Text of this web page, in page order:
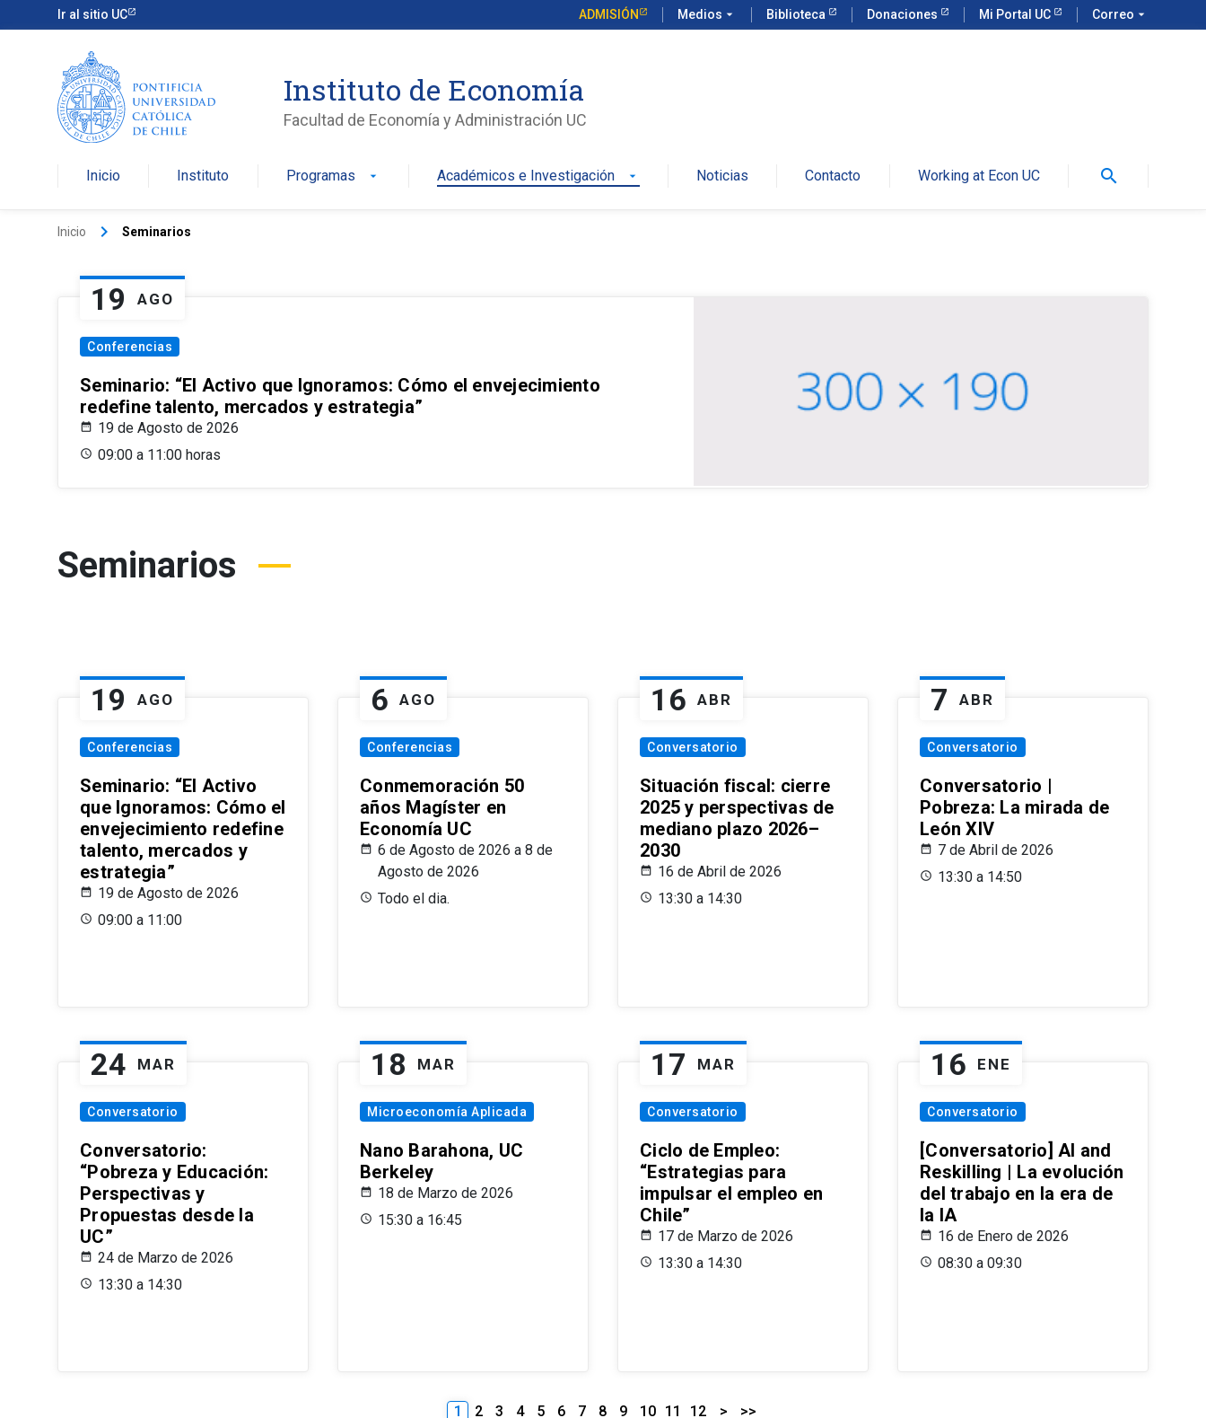
Ir al sitio UC ADMISIÓN Medios arrow_drop_down Biblioteca Donaciones Mi Portal UC Correo arrow_drop_down
Instituto de Economía
Facultad de Economía y Administración UC
Inicio Instituto Programas arrow_drop_down Académicos e Investigación arrow_drop_down Noticias Contacto Working at Econ UC search
Inicio keyboard_arrow_right Seminarios
19 AGO
Conferencias
Seminario: “El Activo que Ignoramos: Cómo el envejecimiento
redefine talento, mercados y estrategia”
19 de Agosto de 2026
09:00 a 11:00 horas
Seminarios
19 AGO
Conferencias
Seminario: “El Activo
que Ignoramos: Cómo el
envejecimiento redefine
talento, mercados y
estrategia”
19 de Agosto de 2026
09:00 a 11:00
6 AGO
Conferencias
Conmemoración 50
años Magíster en
Economía UC
6 de Agosto de 2026 a 8 de
Agosto de 2026
Todo el dia.
16 ABR
Conversatorio
Situación fiscal: cierre
2025 y perspectivas de
mediano plazo 2026–
2030
16 de Abril de 2026
13:30 a 14:30
7 ABR
Conversatorio
Conversatorio |
Pobreza: La mirada de
León XIV
7 de Abril de 2026
13:30 a 14:50
24 MAR
Conversatorio
Conversatorio:
“Pobreza y Educación:
Perspectivas y
Propuestas desde la
UC”
24 de Marzo de 2026
13:30 a 14:30
18 MAR
Microeconomía Aplicada
Nano Barahona, UC
Berkeley
18 de Marzo de 2026
15:30 a 16:45
17 MAR
Conversatorio
Ciclo de Empleo:
“Estrategias para
impulsar el empleo en
Chile”
17 de Marzo de 2026
13:30 a 14:30
16 ENE
Conversatorio
[Conversatorio] AI and
Reskilling | La evolución
del trabajo en la era de
la IA
16 de Enero de 2026
08:30 a 09:30
1 2 3 4 5 6 7 8 9 10 11 12 > >>